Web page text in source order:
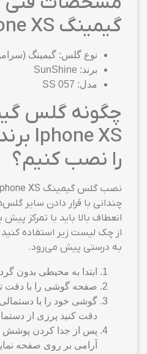
گیمینگ Iphone XS
نوع گلس: گیمینگ
برند: SunShine
مدل: SS 057
چگونه گلس
را نصب کنیم؟
چندانی با قرار دادن سایر
انعطاف بالا باید با تمرکز
از چک لیست زیر استفاده
به درستی پیش می‌رود.
ابتدا به محیطی بدون
صفحه گوشی را با دقت
گوشی خود را با
دقت کنید پرزی از
پس از جدا کردن پوشش
آرامی بر روی صفحه